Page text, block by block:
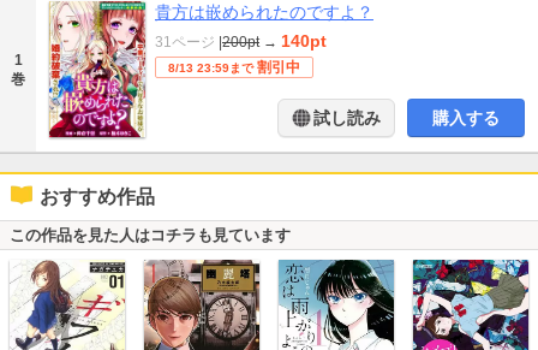
1
巻
貴方は嵌められたのですよ？
31ページ |200pt → 140pt
8/13 23:59まで 割引中
試し読み 購入する
おすすめ作品
この作品を見た人はコチラも見ています